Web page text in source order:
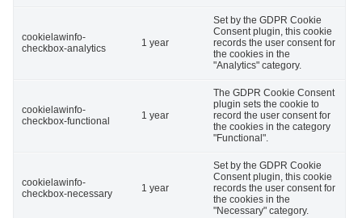
cookielawinfo-
checkbox-analytics
1 year
Set by the GDPR Cookie
Consent plugin, this cookie
records the user consent for
the cookies in the
"Analytics" category.
cookielawinfo-
checkbox-functional
1 year
The GDPR Cookie Consent
plugin sets the cookie to
record the user consent for
the cookies in the category
"Functional".
cookielawinfo-
checkbox-necessary
1 year
Set by the GDPR Cookie
Consent plugin, this cookie
records the user consent for
the cookies in the
"Necessary" category.